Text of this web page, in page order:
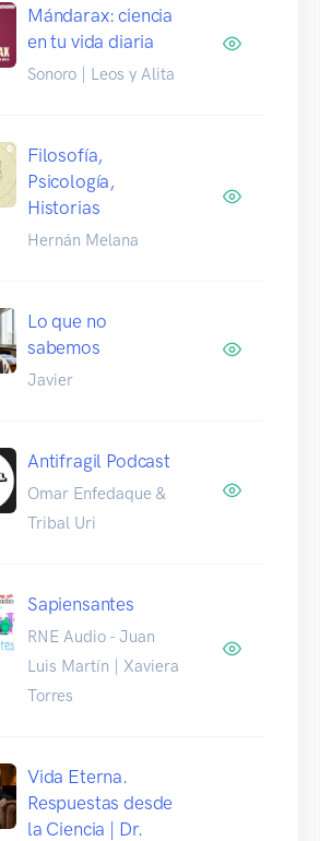
Mándarax: ciencia
en tu vida diaria
Sonoro | Leos y Alita
Filosofía,
Psicología,
Historias
Hernán Melana
Lo que no
sabemos
Javier
Antifragil Podcast
Omar Enfedaque &
Tribal Uri
Sapiensantes
RNE Audio - Juan
Luis Martín | Xaviera
Torres
Vida Eterna.
Respuestas desde
la Ciencia | Dr.